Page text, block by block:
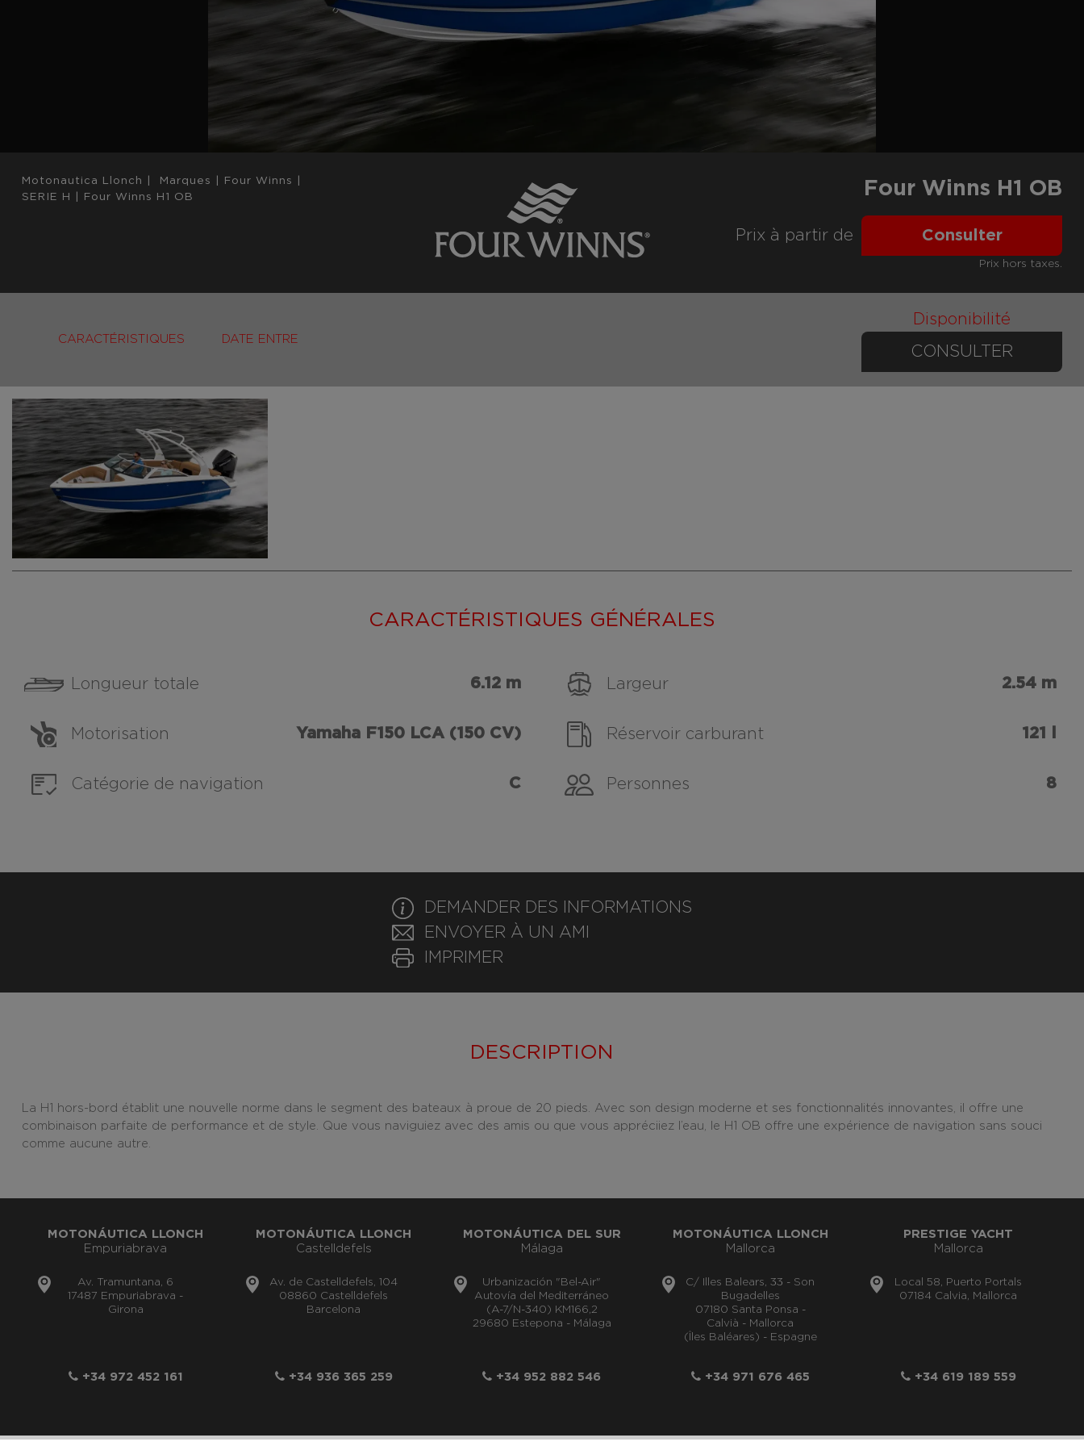
Motonautica Llonch Marques Four Winns
SERIE H
Four Winns H1 OB Four Winns H1 OB
Prix ​​à partir de Consulter
Prix hors taxes.
CARACTÉRISTIQUES DATE ENTRE
Disponibilité
CONSULTER
CARACTÉRISTIQUES GÉNÉRALES
Longueur totale 6.12 m Largeur 2.54 m
Motorisation Yamaha F150 LCA (150 CV) Réservoir carburant 121 l
Catégorie de navigation C Personnes 8
DEMANDER DES INFORMATIONS
ENVOYER À UN AMI
IMPRIMER
DESCRIPTION
La H1 hors-bord établit une nouvelle norme dans le segment des bateaux à proue de 20 pieds. Avec son design moderne et ses fonctionnalités innovantes, il offre une
combinaison parfaite de performance et de style. Que vous naviguiez avec des amis ou que vous appréciiez l’eau, le H1 OB offre une expérience de navigation sans souci
comme aucune autre.
MOTONÁUTICA LLONCH
Empuriabrava
Av. Tramuntana, 6
17487 Empuriabrava -
Girona
+34 972 452 161
MOTONÁUTICA LLONCH
Castelldefels
Av. de Castelldefels, 104
08860 Castelldefels
Barcelona
+34 936 365 259
MOTONÁUTICA DEL SUR
Málaga
Urbanización "Bel-Air"
Autovía del Mediterráneo
(A-7/N-340) KM166,2
29680 Estepona - Málaga
+34 952 882 546
MOTONÁUTICA LLONCH
Mallorca
C/ Illes Balears, 33 - Son
Bugadelles
07180 Santa Ponsa -
Calvià - Mallorca
(Îles Baléares) - Espagne
+34 971 676 465
PRESTIGE YACHT
Mallorca
Local 58, Puerto Portals
07184 Calvia, Mallorca
+34 619 189 559